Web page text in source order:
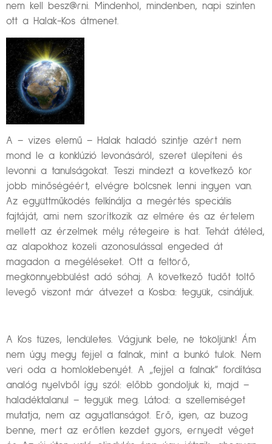
nem kell besz@rni. Mindenhol, mindenben, napi szinten
ott a Halak-Kos átmenet.
A – vizes elemű – Halak haladó szintje azért nem
mond le a konklúzió levonásáról, szeret ülepíteni és
levonni a tanulságokat. Teszi mindezt a következő kör
jobb minőségéért, elvégre bölcsnek lenni ingyen van.
Az együttműködés felkínálja a megértés speciális
fajtáját, ami nem szorítkozik az elmére és az értelem
mellett az érzelmek mély rétegeire is hat. Tehát átéled,
az alapokhoz közeli azonosulással engeded át
magadon a megéléseket. Ott a feltörő,
megkönnyebbülést adó sóhaj. A következő tüdőt töltő
levegő viszont már átvezet a Kosba: tegyük, csináljuk.
A Kos tüzes, lendületes. Vágjunk bele, ne tököljünk! Ám
nem úgy megy fejjel a falnak, mint a bunkó tulok. Nem
veri oda a homloklebenyét. A „fejjel a falnak” fordítása
analóg nyelvből így szól: előbb gondoljuk ki, majd –
haladéktalanul – tegyük meg. Látod: a szellemiséget
mutatja, nem az agyatlanságot. Erő, igen, az buzog
benne, mert az erőtlen kezdet gyors, ernyedt véget